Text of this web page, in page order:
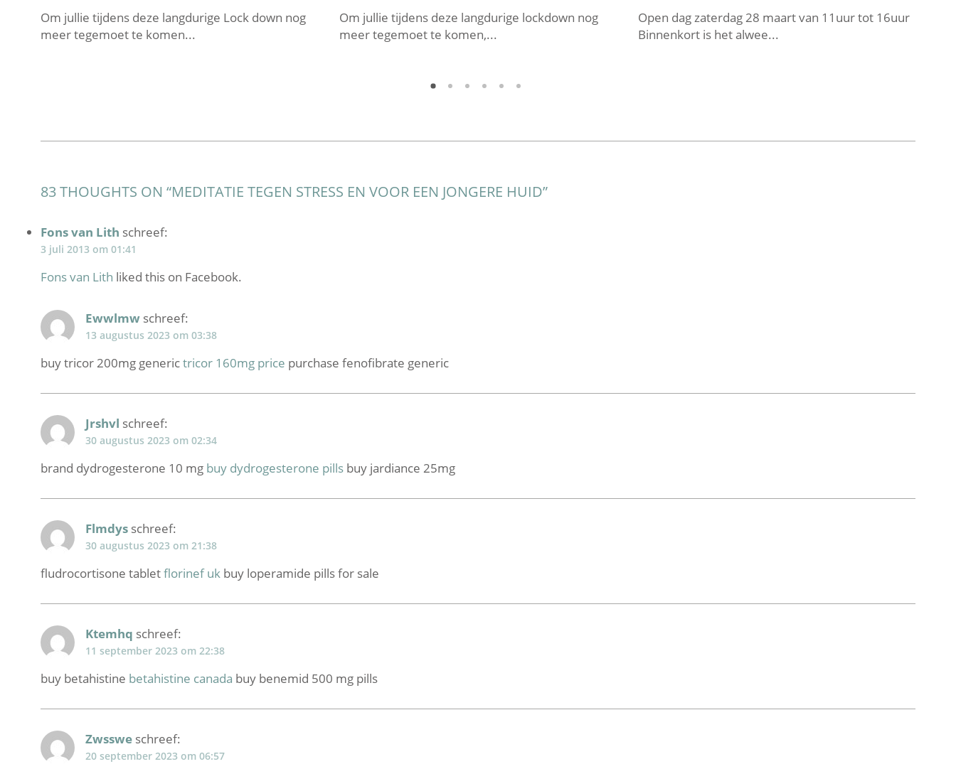
Om jullie tijdens deze langdurige Lock down nog
meer tegemoet te komen...
Om jullie tijdens deze langdurige lockdown nog
meer tegemoet te komen,...
Open dag zaterdag 28 maart van 11uur tot 16uur
Binnenkort is het alwee...
83 THOUGHTS ON “MEDITATIE TEGEN STRESS EN VOOR EEN JONGERE HUID”
Fons van Lith schreef:
3 juli 2013 om 01:41
Fons van Lith liked this on Facebook.
Ewwlmw schreef:
13 augustus 2023 om 03:38
buy tricor 200mg generictricor 160mg price purchase fenofibrate generic
Jrshvl schreef:
30 augustus 2023 om 02:34
brand dydrogesterone 10 mg buy dydrogesterone pills buy jardiance 25mg
Flmdys schreef:
30 augustus 2023 om 21:38
fludrocortisone tabletflorinef uk buy loperamide pills for sale
Ktemhq schreef:
11 september 2023 om 22:38
buy betahistine betahistine canada buy benemid 500 mg pills
Zwsswe schreef:
20 september 2023 om 06:57